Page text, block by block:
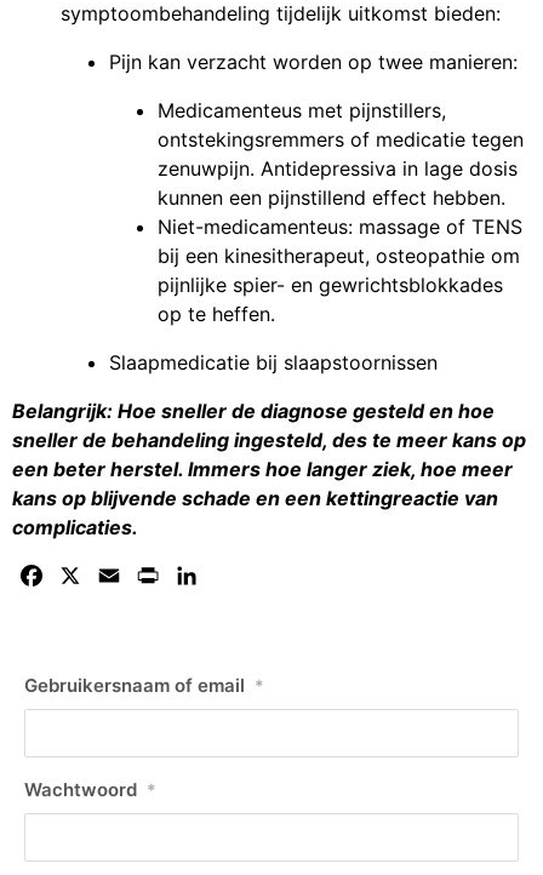
symptoombehandeling tijdelijk uitkomst bieden:
Pijn kan verzacht worden op twee manieren:
Medicamenteus met pijnstillers,
ontstekingsremmers of medicatie tegen
zenuwpijn. Antidepressiva in lage dosis
kunnen een pijnstillend effect hebben.
Niet-medicamenteus: massage of TENS
bij een kinesitherapeut, osteopathie om
pijnlijke spier- en gewrichtsblokkades
op te heffen.
Slaapmedicatie bij slaapstoornissen
Belangrijk: Hoe sneller de diagnose gesteld en hoe
sneller de behandeling ingesteld, des te meer kans op
een beter herstel. Immers hoe langer ziek, hoe meer
kans op blijvende schade en een kettingreactie van
complicaties.
Facebook Email Print
Gebruikersnaam of email *
Wachtwoord *